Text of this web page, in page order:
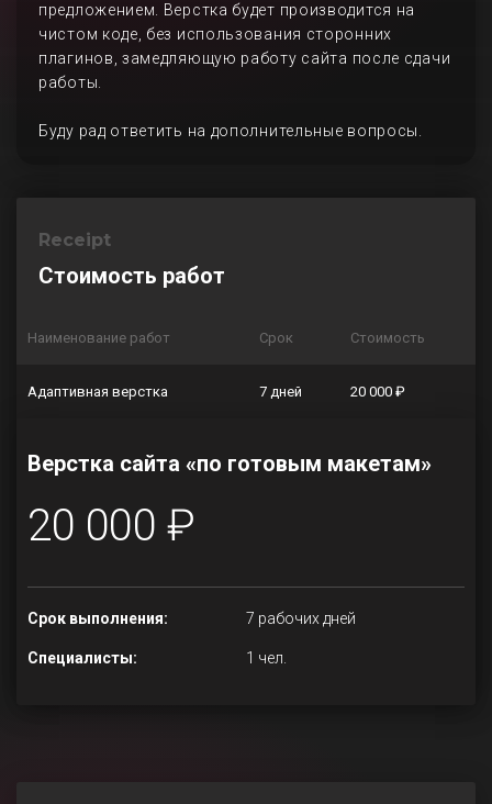
предложением. Верстка будет производится на
чистом коде, без использования сторонних
плагинов, замедляющую работу сайта после сдачи
работы.
Буду рад ответить на дополнительные вопросы.
Receipt
Стоимость работ
Наименование работ Срок Стоимость
Адаптивная верстка 7 дней 20 000 ₽
Верстка сайта «по готовым макетам»
20 000 ₽
Срок выполнения: 7 рабочих дней
Специалисты: 1 чел.